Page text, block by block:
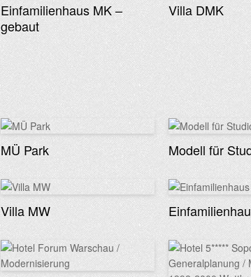
Einfamilienhaus MK –
gebaut
Villa DMK
MÜ Park Modell für
Villa MW